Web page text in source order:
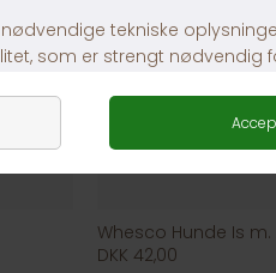
Whesco Hunde Is
DKK 42,00